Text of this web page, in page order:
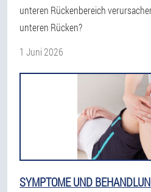
unteren Rückenbereich
unteren Rücken?
1 Juni 2026
SYMPTOME UND